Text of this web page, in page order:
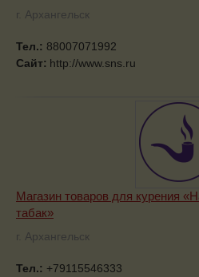
г. Архангельск
Тел.: 88007071992
Сайт: http://www.sns.ru
Магазин товаров для курения
табак»
г. Архангельск
Тел.: +79115546333